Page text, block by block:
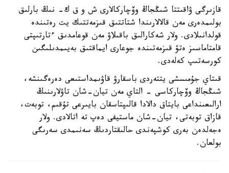
قازىرگى ۋاقىتتا شىڭجاڭ وۆچاركالارى ش و ق ك- نىڭ بارلىق
بولىمدەرى مەن قالالارىندا شتاتتىق قىزمەتتىك يت رەتىندە
قولدانىلادى. ولار شەكارالىق باقىلاۋ مەن قوعامدىق ءتارتىپتى
قامتاماسىز ەتۋ قىزمەتىندە جوعارى ايماقتىق بەيىمدىلىگىن
كورسەتىپ كەلەدى.
قىتاي جۇمىسشى يتتەردى باسقارۋ قاۋىمداستىعى دەرەگىنشە،
شىڭجاڭ وۆچاركاسى - التاي مەن تيان-شان تاۋلارىنىڭ
ارالىعىنداعى بايتاق دالادا قالىپتاسقان بايىرعى تۇقىم، توبەت،
قازاق توبەتى، تيان-شان ماستيفى دەپ تە اتالادى. ولار
ەجەلدەن بەرى كوشپەندى حالىقتاردىڭ سەنىمدى سەرىگى
بولعان.